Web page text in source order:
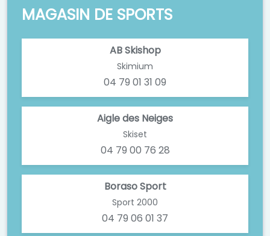
MAGASIN DE SPORTS
AB Skishop
Skimium
04 79 01 31 09
Aigle des Neiges
Skiset
04 79 00 76 28
Boraso Sport
Sport 2000
04 79 06 01 37